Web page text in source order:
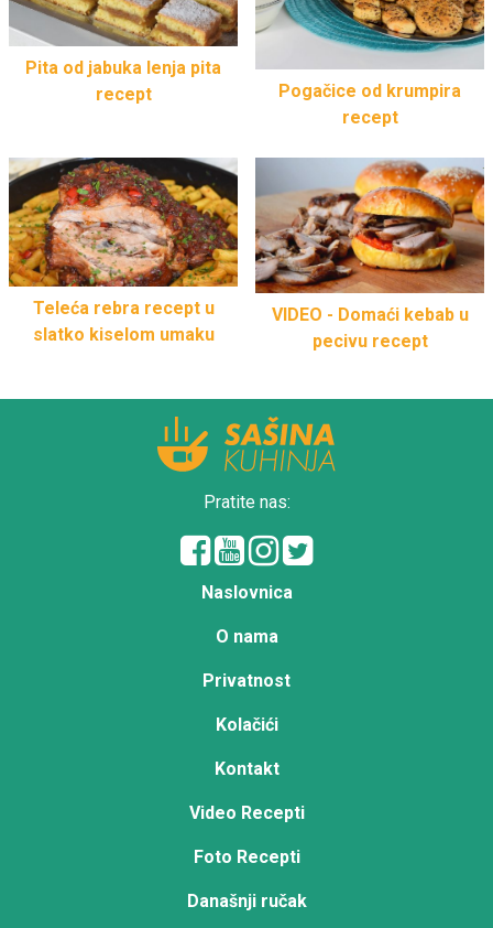
Pita od jabuka lenja pita
recept
Pogačice od krumpira
recept
Teleća rebra recept u
slatko kiselom umaku
VIDEO - Domaći kebab u
pecivu recept
Pratite nas:
Naslovnica
O nama
Privatnost
Kolačići
Kontakt
Video Recepti
Foto Recepti
Današnji ručak